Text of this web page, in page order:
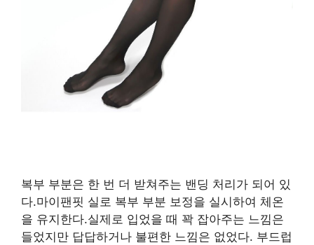
복부 부분은 한 번 더 받쳐주는 밴딩 처리가 되어 있
다.마이팬핏 실로 복부 부분 보정을 실시하여 체온
을 유지한다.실제로 입었을 때 꽉 잡아주는 느낌은
들었지만 답답하거나 불편한 느낌은 없었다. 부드럽